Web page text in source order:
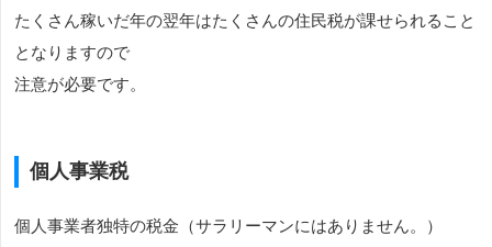
たくさん稼いだ年の翌年はたくさんの住民税が課せられること
となりますので
注意が必要です。
個人事業税
個人事業者独特の税金（サラリーマンにはありません。）